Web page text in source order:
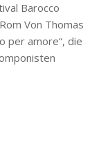
Barocco
Von Thomas
per amore“, die